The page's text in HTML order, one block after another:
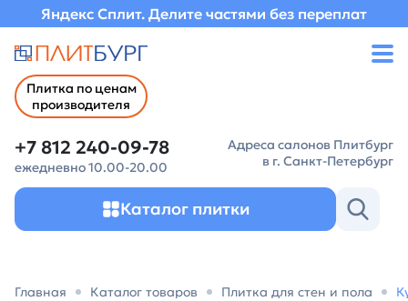
Яндекс Сплит. Делите частями без переплат
Плитка по ценам
производителя
+7 812 240-09-78
ежедневно 10.00-20.00
Адреса салонов Плитбург
в г. Санкт-Петербург
Каталог плитки
Главная Каталог товаров Плитка для стен и пола